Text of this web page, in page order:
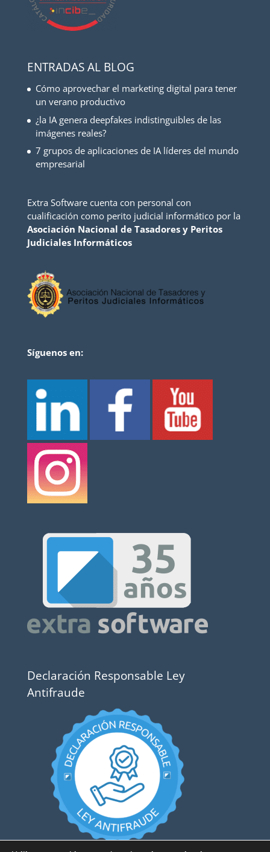
ENTRADAS AL BLOG
Cómo aprovechar el marketing digital para tener
un verano productivo
¿la IA genera deepfakes indistinguibles de las
imágenes reales?
7 grupos de aplicaciones de IA líderes del mundo
empresarial
Extra Software cuenta con personal con
cualificación como perito judicial informático por la
Asociación Nacional de Tasadores y Peritos
Judiciales Informáticos
Síguenos en:
Declaración Responsable Ley
Antifraude